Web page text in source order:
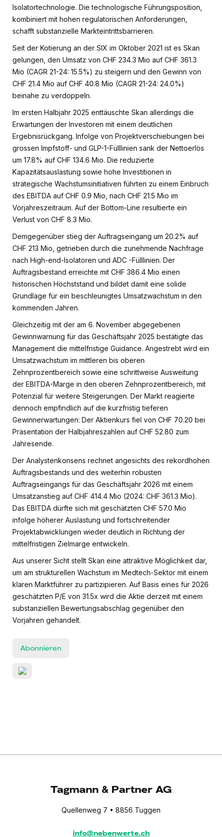
Isolatortechnologie. Die technologische Führungsposition,
kombiniert mit hohen regulatorischen Anforderungen,
schafft substanzielle Markteintrittsbarrieren.
Seit der Kotierung an der SIX im Oktober 2021 ist es Skan
gelungen, den Umsatz von CHF 234.3 Mio auf CHF 361.3
Mio (CAGR 21-24: 15.5%) zu steigern und den Gewinn von
CHF 21.4 Mio auf CHF 40.8 Mio (CAGR 21-24: 24.0%)
beinahe zu verdoppeln.
Im ersten Halbjahr 2025 enttäuschte Skan allerdings die
Erwartungen der Investoren mit einem deutlichen
Ergebnisrückgang. Infolge von Projektverschiebungen bei
grossen Impfstoff- und GLP-1-Fülllinien sank der Nettoerlös
um 17.8% auf CHF 134.6 Mio. Die reduzierte
Kapazitätsauslastung sowie hohe Investitionen in
strategische Wachstumsinitiativen führten zu einem Einbruch
des EBITDA auf CHF 0.9 Mio, nach CHF 21.5 Mio im
Vorjahreszeitraum. Auf der Bottom-Line resultierte ein
Verlust von CHF 8.3 Mio.
Demgegenüber stieg der Auftragseingang um 20.2% auf
CHF 213 Mio, getrieben durch die zunehmende Nachfrage
nach High-end-Isolatoren und ADC -Fülllinien. Der
Auftragsbestand erreichte mit CHF 386.4 Mio einen
historischen Höchststand und bildet damit eine solide
Grundlage für ein beschleunigtes Umsatzwachstum in den
kommenden Jahren.
Gleichzeitig mit der am 6. November abgegebenen
Gewinnwarnung für das Geschäftsjahr 2025 bestätigte das
Management die mittelfristige Guidance. Angestrebt wird ein
Umsatzwachstum im mittleren bis oberen
Zehnprozentbereich sowie eine schrittweise Ausweitung
der EBITDA-Marge in den oberen Zehnprozentbereich, mit
Potenzial für weitere Steigerungen. Der Markt reagierte
dennoch empfindlich auf die kurzfristig tieferen
Gewinnerwartungen: Der Aktienkurs fiel von CHF 70.20 bei
Präsentation der Halbjahreszahlen auf CHF 52.80 zum
Jahresende.
Der Analystenkonsens rechnet angesichts des rekordhohen
Auftragsbestands und des weiterhin robusten
Auftragseingangs für das Geschäftsjahr 2026 mit einem
Umsatzanstieg auf CHF 414.4 Mio (2024: CHF 361.3 Mio).
Das EBITDA dürfte sich mit geschätzten CHF 57.0 Mio
infolge höherer Auslastung und fortschreitender
Projektabwicklungen wieder deutlich in Richtung der
mittelfristigen Zielmarge entwickeln.
Aus unserer Sicht stellt Skan eine attraktive Möglichkeit dar,
um am strukturellen Wachstum im Medtech-Sektor mit einem
klaren Marktführer zu partizipieren. Auf Basis eines für 2026
geschätzten P/E von 31.5x wird die Aktie derzeit mit einem
substanziellen Bewertungsabschlag gegenüber den
Vorjahren gehandelt.
Abonnieren
Tagmann & Partner AG
Quellenweg 7 • 8856 Tuggen
info@nebenwerte.ch